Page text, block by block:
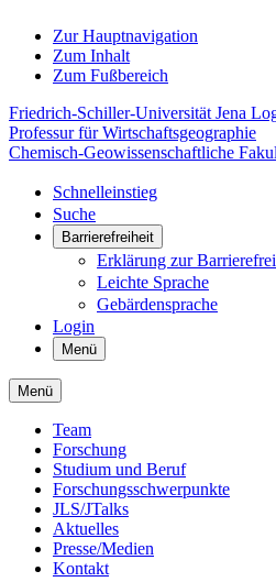
Zur Hauptnavigation
Zum Inhalt
Zum Fußbereich
Friedrich-Schiller-Universität Jena
Professur für Wirtschaftsgeographie
Chemisch-Geowissenschaftliche
Schnelleinstieg
Suche
Barrierefreiheit
Erklärung zur
Leichte Sprache
Gebärdensprache
Login
Menü
Menü
Team
Forschung
Studium und Beruf
Forschungsschwerpunkte
JLS/JTalks
Aktuelles
Presse/Medien
Kontakt